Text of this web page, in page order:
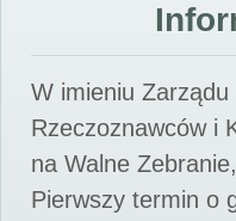
W imieniu
Rzeczoznawców i
na Walne
Pierwszy termin o